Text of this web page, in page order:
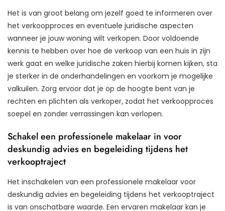
Het is van groot belang om jezelf goed te informeren over
het verkoopproces en eventuele juridische aspecten
wanneer je jouw woning wilt verkopen. Door voldoende
kennis te hebben over hoe de verkoop van een huis in zijn
werk gaat en welke juridische zaken hierbij komen kijken, sta
je sterker in de onderhandelingen en voorkom je mogelijke
valkuilen. Zorg ervoor dat je op de hoogte bent van je
rechten en plichten als verkoper, zodat het verkoopproces
soepel en zonder verrassingen kan verlopen.
Schakel een professionele makelaar in voor
deskundig advies en begeleiding tijdens het
verkooptraject
Het inschakelen van een professionele makelaar voor
deskundig advies en begeleiding tijdens het verkooptraject
is van onschatbare waarde. Een ervaren makelaar kan je